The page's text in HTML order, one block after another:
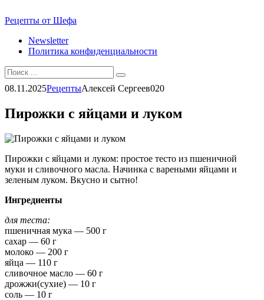
Перейти
контенту
Рецепты от Шефа
Newsletter
Политика конфиденциальности
Search
for:
08.11.2025РецептыАлексей Сергеев020
Пирожки с яйцами и луком
Пирожки с яйцами и луком: простое тесто из пшеничной
муки и сливочного масла. Начинка с вареными яйцами и
зеленым луком. Вкусно и сытно!
Ингредиенты
для теста:
пшеничная мука — 500 г
сахар — 60 г
молоко — 200 г
яйца — 110 г
сливочное масло — 60 г
дрожжи(сухие) — 10 г
соль — 10 г